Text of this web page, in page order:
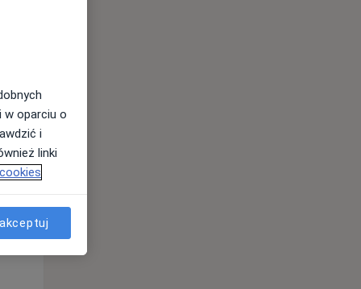
Wt,
11 Sie
w oparciu o
i
linki